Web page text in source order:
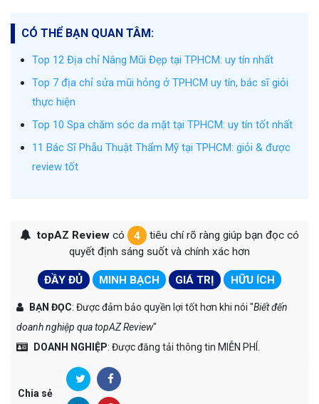
CÓ THỂ BẠN QUAN TÂM:
Top 12 Địa chỉ Nâng Mũi Đẹp tại TPHCM: uy tín nhất
Top 7 địa chỉ sửa mũi hỏng ở TPHCM uy tín, bác sĩ giỏi
thực hiện
Top 10 Spa chăm sóc da mặt tại TPHCM: uy tín tốt nhất
11 Bác Sĩ Phẫu Thuật Thẩm Mỹ tại TPHCM: giỏi & được
review tốt
topAZ Reviewcó 4
tiêu chí rõ ràng giúp bạn đọc có
quyết định sáng suốt và chính xác hơn
ĐẦY ĐỦ MINH BẠCH GIÁ TRỊ HỮU ÍCH
BẠN ĐỌC: Được đảm bảo quyền lợi tốt hơn khi nói "Biết đến
doanh nghiệp qua topAZ Review"
DOANH NGHIỆP: Được đăng tải thông tin MIỄN PHÍ.
Chia sẻ